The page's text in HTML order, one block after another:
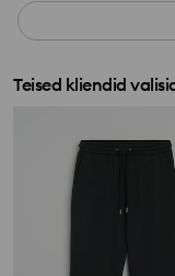
Teised kliendid